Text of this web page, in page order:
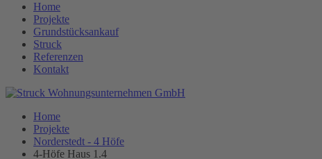
Home
Projekte
Grundstücksankauf
Struck
Referenzen
Kontakt
Home
Projekte
Norderstedt - 4 Höfe
4-Höfe Haus 1.4